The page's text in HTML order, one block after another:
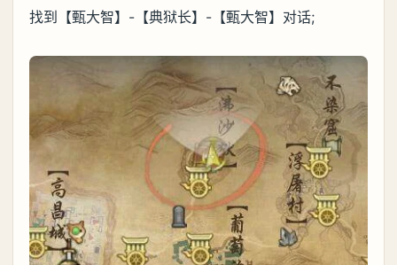
找到【甄大智】-【典狱长】-【甄大智】对话;